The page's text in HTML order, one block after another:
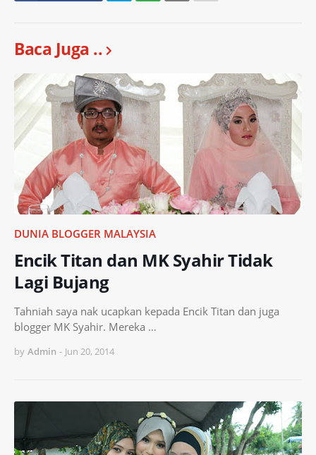
Baca Juga ..
DUNIA BLOGGER MALAYSIA
Encik Titan dan MK Syahir Tidak
Lagi Bujang
Tahniah saya nak ucapkan kepada Encik Titan dan juga
blogger MK Syahir. Mereka …
by Admin - Jun 20, 2014